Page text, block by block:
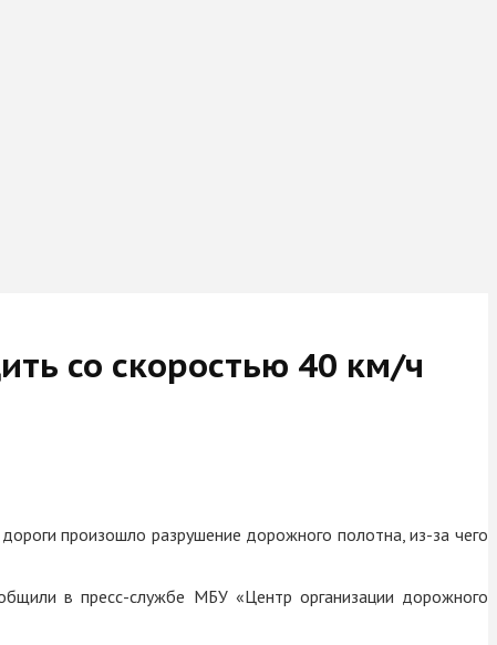
со скоростью 40 км/ч
произошло разрушение дорожного полотна, из-за чего
в пресс-службе МБУ «Центр организации дорожного